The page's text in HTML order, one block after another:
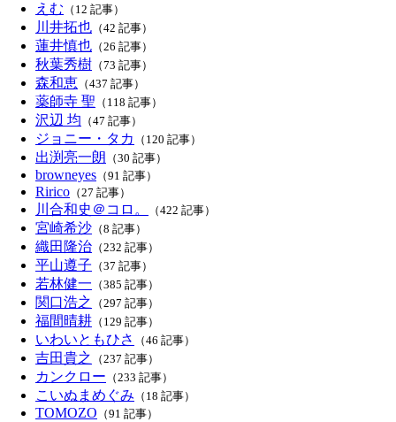
えむ （12 記事）
川井拓也 （42 記事）
蓮井慎也 （26 記事）
秋葉秀樹 （73 記事）
森和恵 （437 記事）
薬師寺 聖 （118 記事）
沢辺 均 （47 記事）
ジョニー・タカ （120 記事）
出渕亮一朗 （30 記事）
browneyes （91 記事）
Ririco （27 記事）
川合和史＠コロ。 （422 記事）
宮崎希沙 （8 記事）
織田隆治 （232 記事）
平山遵子 （37 記事）
若林健一 （385 記事）
関口浩之 （297 記事）
福間晴耕 （129 記事）
いわいともひさ （46 記事）
吉田貴之 （237 記事）
カンクロー （233 記事）
こいぬまめぐみ （18 記事）
TOMOZO （91 記事）